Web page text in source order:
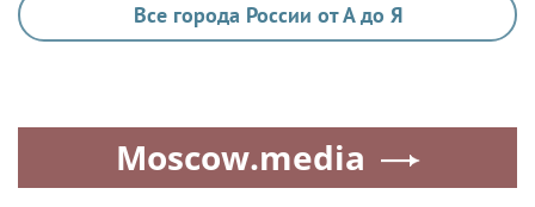
Все города России от А до Я
Moscow.media